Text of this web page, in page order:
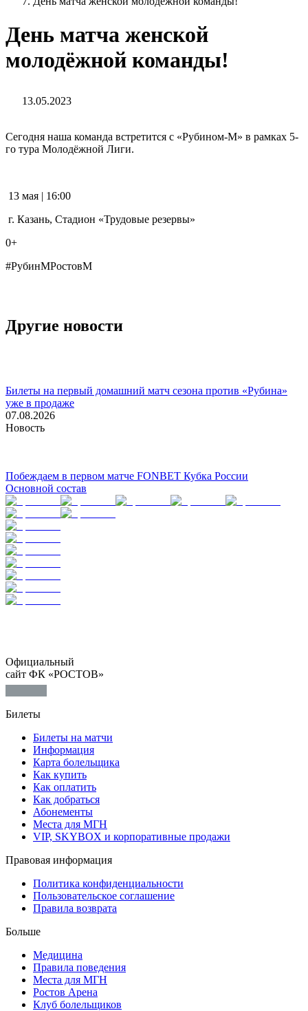
День матча женской
молодёжной команды!
13.05.2023
Сегодня наша команда встретится с «Рубином-М» в рамках 5-
го тура Молодёжной Лиги.
13 мая | 16:00
г. Казань, Стадион «Трудовые резервы»
0+
#РубинМРостовМ
Другие новости
Билеты на первый домашний матч сезона против «Рубина»
уже в продаже
07.08.2026
Новость
Побеждаем в первом матче FONBET Кубка России
Основной состав
Официальный
сайт ФК «РОСТОВ»
Билеты
Билеты на матчи
Информация
Карта болельщика
Как купить
Как оплатить
Как добраться
Абонементы
Места для МГН
VIP, SKYBOX и корпоративные продажи
Правовая информация
Политика конфиденциальности
Пользовательское соглашение
Правила возврата
Больше
Медицина
Правила поведения
Места для МГН
Ростов Арена
Клуб болельщиков